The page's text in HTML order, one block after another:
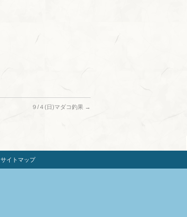
９/４(日)マダコ釣果 →
サイトマップ